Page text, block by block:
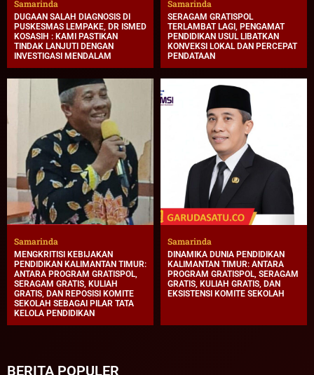
Samarinda
DUGAAN SALAH DIAGNOSIS DI
PUSKESMAS LEMPAKE, DR ISMED
KOSASIH : KAMI PASTIKAN
TINDAK LANJUTI DENGAN
INVESTIGASI MENDALAM
Samarinda
SERAGAM GRATISPOL
TERLAMBAT LAGI, PENGAMAT
PENDIDIKAN USUL LIBATKAN
KONVEKSI LOKAL DAN PERCEPAT
PENDATAAN
Samarinda
MENGKRITISI KEBIJAKAN
PENDIDIKAN KALIMANTAN TIMUR:
ANTARA PROGRAM GRATISPOL,
SERAGAM GRATIS, KULIAH
GRATIS, DAN REPOSISI KOMITE
SEKOLAH SEBAGAI PILAR TATA
KELOLA PENDIDIKAN
Samarinda
DINAMIKA DUNIA PENDIDIKAN
KALIMANTAN TIMUR: ANTARA
PROGRAM GRATISPOL, SERAGAM
GRATIS, KULIAH GRATIS, DAN
EKSISTENSI KOMITE SEKOLAH
BERITA POPULER